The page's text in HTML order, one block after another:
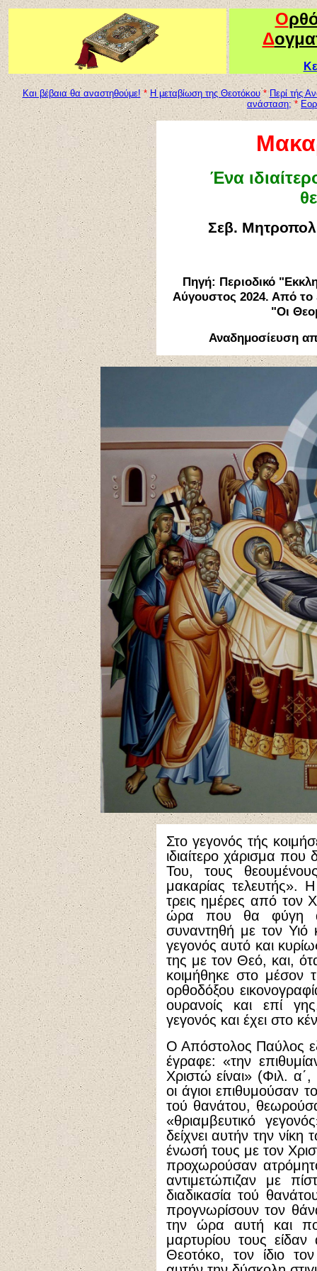
Ο
Δ
Και βέβαια θα αναστηθούμε! * Η μεταβίωση της Θεοτόκου * Περί τής
ανάσταση; *
Ένα
Σεβ.
Πηγή: Περιοδικό
Αύγουστος 2024. Από το
"Οι
Αναδημοσίευση
Στο γεγονός τής
ιδιαίτερο χάρισμα
Του, τους
μακαρίας τελευτής».
τρεις ημέρες από τον
ώρα που θα φύγη
συναντηθή με τον Υιό
γεγονός αυτό και
της με τον Θεό, και,
κοιμήθηκε στο μέσον
ορθοδόξου
ουρανοίς και επί
γεγονός και έχει στο
Ο Απόστολος Παύλος
έγραφε: «την
Χριστώ είναι» (Φιλ.
οι άγιοι επιθυμούσαν
τού θανάτου,
«θριαμβευτικό
δείχνει αυτήν την
ένωσή τους με τον
προχωρούσαν
αντιμετώπιζαν με
διαδικασία τού
προγνωρίσουν τον
την ώρα αυτή και
μαρτυρίου τους
Θεοτόκο, τον ίδιο